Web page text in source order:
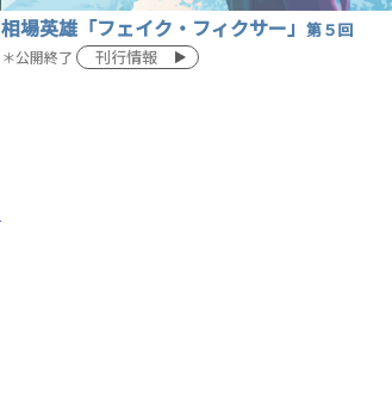
相場英雄「フェイク・フィクサー」 第５回
＊公開終了 刊行情報